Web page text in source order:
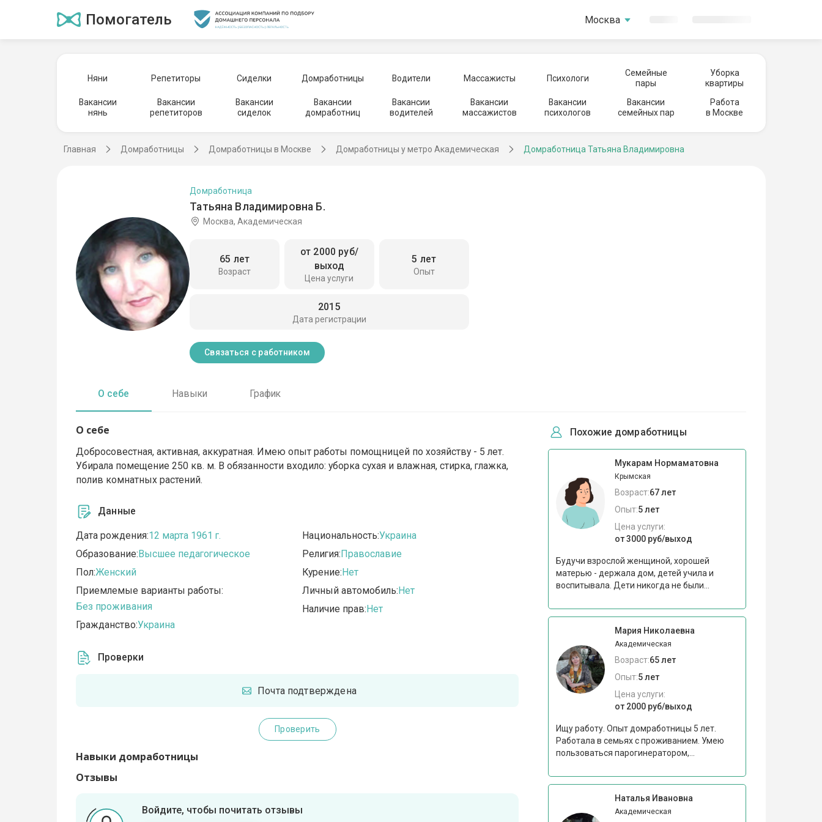
Помогатель Москва
Няни Репетиторы Сиделки Домработницы Водители Массажисты Психологи
Семейные
пары
Уборка
квартиры
Вакансии
нянь
Вакансии
репетиторов
Вакансии
сиделок
Вакансии
домработниц
Вакансии
водителей
Вакансии
массажистов
Вакансии
психологов
Вакансии
семейных пар
Работа
в Москве
Главная Домработницы Домработницы в Москве Домработницы у метро Академическая Домработница Татьяна Владимировна
Татьяна Владимировна Б.
Домработница
Москва, Академическая
Возраст
65 лет
Цена услуги
от 2000 руб/
выход
Опыт
5 лет
Дата регистрации
2015
Связаться с работником
О себе Навыки График
О себе
Добросовестная, активная, аккуратная. Имею опыт работы помощницей по хозяйству - 5 лет.
Убирала помещение 250 кв. м. В обязанности входило: уборка сухая и влажная, стирка, глажка,
полив комнатных растений.
Данные
Дата рождения:12 марта 1961 г.
Образование:Высшее педагогическое
Пол:Женский
Приемлемые варианты работы:
Без проживания
Гражданство:Украина
Национальность:Украина
Религия:Православие
Курение:Нет
Личный автомобиль:Нет
Наличие прав:Нет
Проверки
Почта подтверждена
Проверить
Навыки домработницы
Отзывы
Войдите, чтобы почитать отзывы
Похожие домработницы
Мукарам Нормаматовна
Крымская
Возраст:67 лет
Опыт:5 лет
Цена услуги:
от 3000 руб/выход
Будучи взрослой женщиной, хорошей
матерью - держала дом, детей учила и
воспитывала. Дети никогда не были...
Мария Николаевна
Академическая
Возраст:65 лет
Опыт:5 лет
Цена услуги:
от 2000 руб/выход
Ищу работу. Опыт домработницы 5 лет.
Работала в семьях с проживанием. Умею
пользоваться парогинератором,...
Наталья Ивановна
Академическая